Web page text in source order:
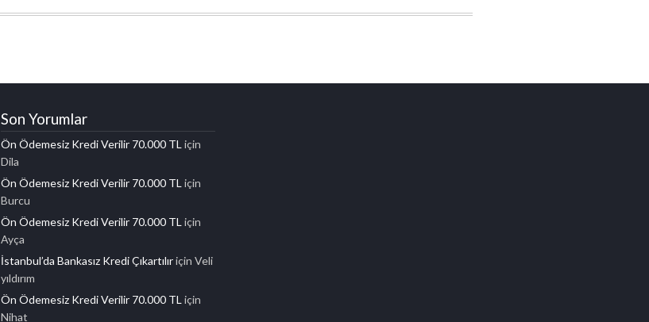
Son Yorumlar
Ön Ödemesiz Kredi Verilir 70.000 TL için
Dila
Ön Ödemesiz Kredi Verilir 70.000 TL için
Burcu
Ön Ödemesiz Kredi Verilir 70.000 TL için
Ayça
İstanbul’da Bankasız Kredi Çıkartılıriçin Veli
yıldırım
Ön Ödemesiz Kredi Verilir 70.000 TL için
Nihat